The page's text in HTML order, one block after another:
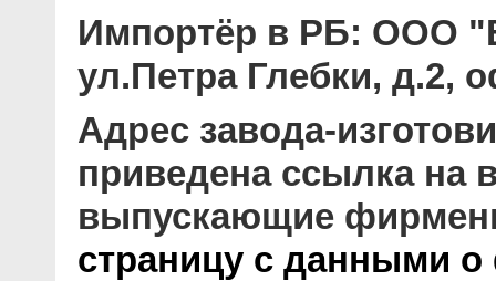
Импортёр в РБ: ООО
ул.Петра Глебки, д.2,
Адрес завода-
приведена ссылка на
выпускающие
страницу с данными